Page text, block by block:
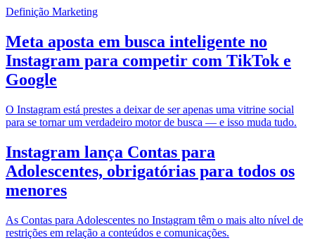
Definição Marketing
Meta aposta em busca inteligente no
Instagram para competir com TikTok e
Google
O Instagram está prestes a deixar de ser apenas uma vitrine social
para se tornar um verdadeiro motor de busca — e isso muda tudo.
Instagram lança Contas para
Adolescentes, obrigatórias para todos os
menores
As Contas para Adolescentes no Instagram têm o mais alto nível de
restrições em relação a conteúdos e comunicações.